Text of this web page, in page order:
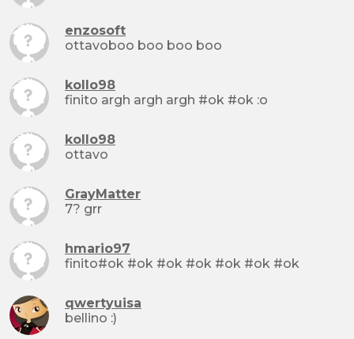
enzosoft
ottavoboo boo boo boo
kollo98
finito argh argh argh #ok #ok :o
kollo98
ottavo
GrayMatter
7? grr
hmario97
finito#ok #ok #ok #ok #ok #ok #ok
qwertyuisa
bellino :)